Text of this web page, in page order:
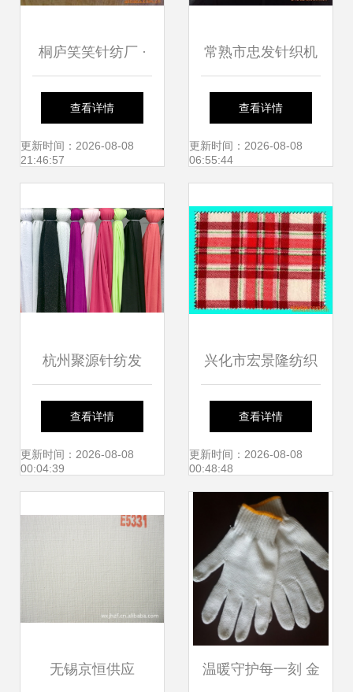
桐庐笑笑针纺厂 ·
围巾帽子手套套件
产品列表 & 针纺织
查看详情
更新时间：2026-08-08
21:46:57
常熟市忠发针织机
械厂 匠心织造针纺
织品新未来
查看详情
更新时间：2026-08-08
06:55:44
杭州聚源针纺发
布‘Transit’新型面
料，引领针纺织品
查看详情
更新时间：2026-08-08
00:04:39
兴化市宏景隆纺织
品——针织面料产
品列表指南
查看详情
更新时间：2026-08-08
00:48:48
无锡京恒供应 温暖守护每一刻 金